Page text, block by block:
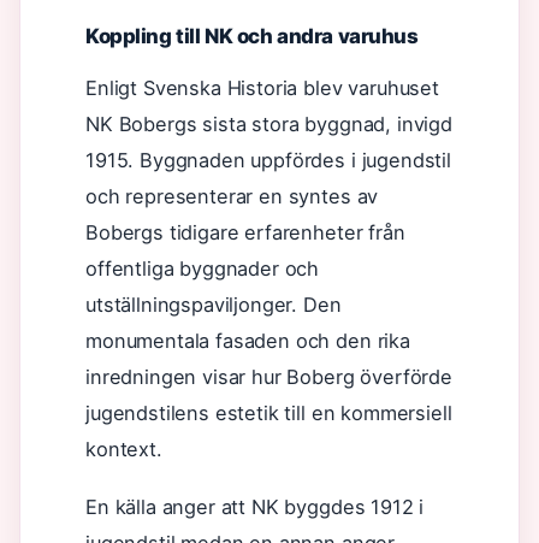
Koppling till NK och andra varuhus
Enligt Svenska Historia blev varuhuset
NK Bobergs sista stora byggnad, invigd
1915. Byggnaden uppfördes i jugendstil
och representerar en syntes av
Bobergs tidigare erfarenheter från
offentliga byggnader och
utställningspaviljonger. Den
monumentala fasaden och den rika
inredningen visar hur Boberg överförde
jugendstilens estetik till en kommersiell
kontext.
En källa anger att NK byggdes 1912 i